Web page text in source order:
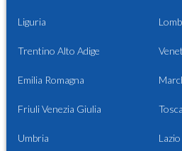
Liguria
Trentino Alto Adige
Emilia Romagna
Friuli Venezia Giulia
Umbria Lazio